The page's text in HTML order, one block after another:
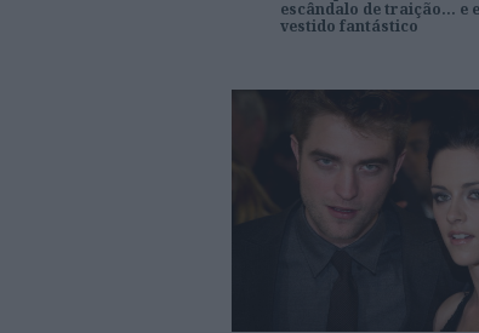
escândalo de traição... e
vestido fantástico